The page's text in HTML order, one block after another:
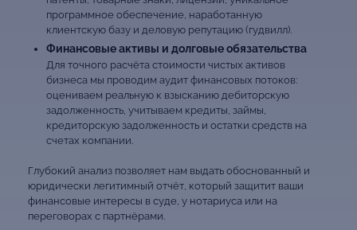
программное обеспечение, наработанную
клиентскую базу и деловую репутацию (гудвилл).
Финансовые активы и долговые обязательства
Для точного расчёта стоимости чистых активов
бизнеса мы проводим аудит финансовых потоков:
оцениваем реальную к взысканию дебиторскую
задолженность, учитываем кредиты, займы,
кредиторскую задолженность и остатки средств на
счетах компании.
Глубокий анализ позволяет нам выдать обоснованный и
юридически легитимный отчёт, который защитит ваши
финансовые интересы в суде, у нотариуса или на
переговорах с партнёрами.